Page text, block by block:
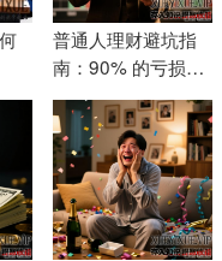
普通人理财避坑指
南：90% 的亏损都
源于这 5 个误区